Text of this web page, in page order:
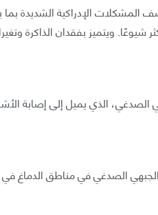
الإدراكية الشديدة بما
شيوعًا. ويتميز بفقدان الذاكرة
الصدغي، الذي يميل إلى إصابة
الصدغي في مناطق الدماغ